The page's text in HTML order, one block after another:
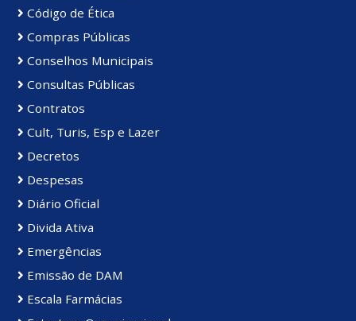
Código de Ética
Compras Públicas
Conselhos Municipais
Consultas Públicas
Contratos
Cult, Turis, Esp e Lazer
Decretos
Despesas
Diário Oficial
Divida Ativa
Emergências
Emissão de DAM
Escala Farmácias